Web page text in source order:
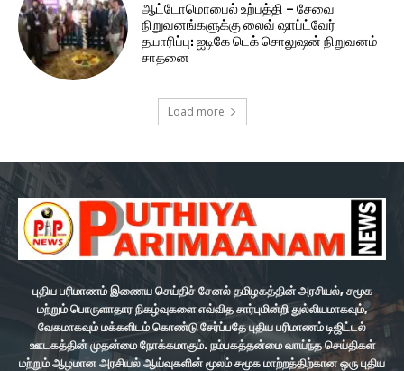
ஆட்டோமொபைல் உற்பத்தி – சேவை
நிறுவனங்களுக்கு லைவ் ஷாப்ட்வேர்
தயாரிப்பு: ஐடிகே டெக் சொலுஷன் நிறுவனம்
சாதனை
Load more
புதிய பரிமாணம் இணைய செய்திச் சேனல் தமிழகத்தின் அரசியல், சமூக
மற்றும் பொருளாதார நிகழ்வுகளை எவ்வித சார்புமின்றி துல்லியமாகவும்,
வேகமாகவும் மக்களிடம் கொண்டு சேர்ப்பதே புதிய பரிமாணம் டிஜிட்டல்
ஊடகத்தின் முதன்மை நோக்கமாகும். நம்பகத்தன்மை வாய்ந்த செய்திகள்
மற்றும் ஆழமான அரசியல் ஆய்வுகளின் மூலம் சமூக மாற்றத்திற்கான ஒரு புதிய